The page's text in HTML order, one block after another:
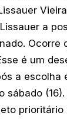
a
é um
a escolha
sábado